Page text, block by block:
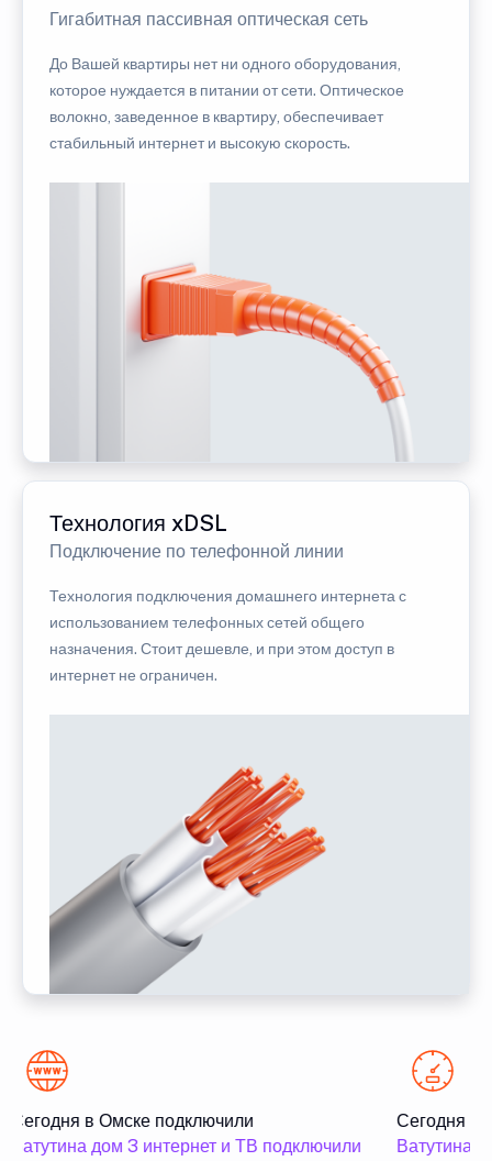
Гигабитная пассивная оптическая сеть
До Вашей квартиры нет ни одного оборудования,
которое нуждается в питании от сети. Оптическое
волокно, заведенное в квартиру, обеспечивает
стабильный интернет и высокую скорость.
Технология xDSL
Подключение по телефонной линии
Технология подключения домашнего интернета с
использованием телефонных сетей общего
назначения. Стоит дешевле, и при этом доступ в
интернет не ограничен.
Сегодня в Омске подключили
Ватутина дом 3 интернет и ТВ подключили
Сегодня в
Ватутина